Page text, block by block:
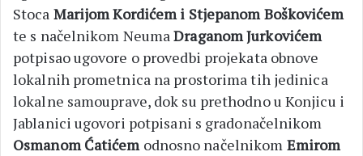
Stoca Marijom Kordićem i Stjepanom Boškovićem
te s načelnikom NeumaDraganom Jurkovićem
potpisao ugovore o provedbi projekata obnove
lokalnih prometnica na prostorima tih jedinica
lokalne samouprave, dok su prethodno u Konjicu i
Jablanici ugovori potpisani s gradonačelnikom
Osmanom Ćatićemodnosno načelnikom Emirom